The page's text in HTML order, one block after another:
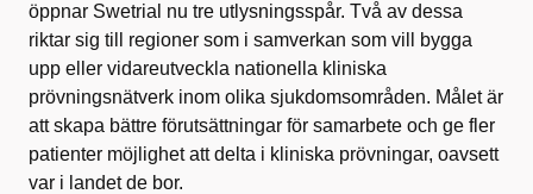
öppnar Swetrial nu tre utlysningsspår. Två av dessa
riktar sig till regioner som i samverkan som vill bygga
upp eller vidareutveckla nationella kliniska
prövningsnätverk inom olika sjukdomsområden. Målet är
att skapa bättre förutsättningar för samarbete och ge fler
patienter möjlighet att delta i kliniska prövningar, oavsett
var i landet de bor.